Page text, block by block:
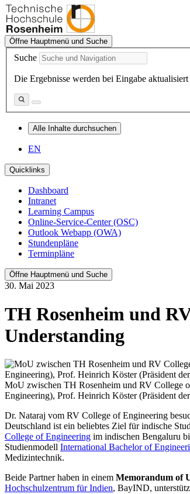
Öffne Hauptmenü und Suche
Suche
Die Ergebnisse werden bei Eingabe aktualisiert
Alle Inhalte durchsuchen
EN
Quicklinks
Dashboard
Intranet
Learning Campus
Online-Service-Center (OSC)
Outlook Webapp (OWA)
Stundenpläne
Terminpläne
Öffne Hauptmenü und Suche
30. Mai 2023
TH Rosenheim und
Understanding
MoU zwischen TH Rosenheim und RV College
Engineering), Prof. Heinrich Köster (Präsident
Dr. Nataraj vom RV College of Engineering
Deutschland ist ein beliebtes Ziel für indische
College of Engineering im indischen Bengaluru
Studienmodell International Bachelor of
Medizintechnik.
Beide Partner haben in einem Memorandum of
Hochschulzentrum für Indien, BayIND,